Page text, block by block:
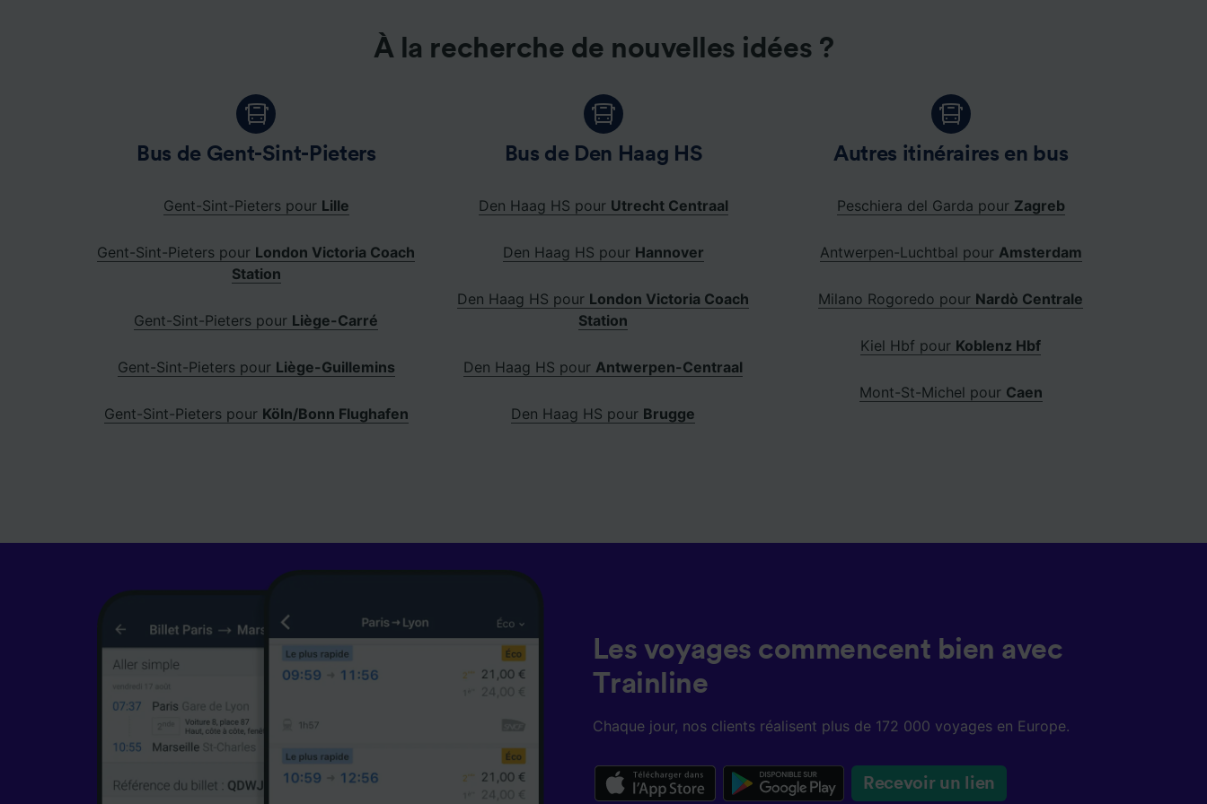
À la recherche de nouvelles idées ?
Bus de Gent-Sint-Pieters
Gent-Sint-Pieters pour Lille
Gent-Sint-Pieters pour London Victoria Coach
Station
Gent-Sint-Pieters pour Liège-Carré
Gent-Sint-Pieters pour Liège-Guillemins
Gent-Sint-Pieters pour Köln/Bonn Flughafen
Bus de Den Haag HS
Den Haag HS pour Utrecht Centraal
Den Haag HS pour Hannover
Den Haag HS pour London Victoria Coach
Station
Den Haag HS pourAntwerpen-Centraal
Den Haag HS pour Brugge
Autres itinéraires en bus
Peschiera del Garda pour Zagreb
Antwerpen-Luchtbal pour Amsterdam
Milano Rogoredo pour Nardò Centrale
Kiel Hbf pour Koblenz Hbf
Mont-St-Michel pour Caen
Les voyages commencent bien avec
Trainline
Chaque jour, nos clients réalisent plus de 172 000 voyages en Europe.
Recevoir un lien